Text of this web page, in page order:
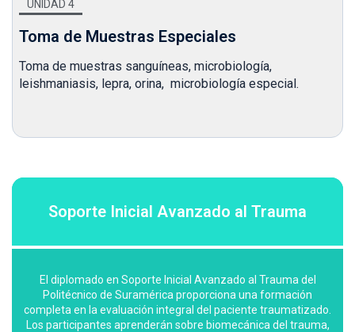
UNIDAD 4
Toma de Muestras Especiales
Toma de muestras sanguíneas, microbiología,
leishmaniasis, lepra, orina, microbiología especial.
Soporte Inicial Avanzado al Trauma
El diplomado en Soporte Inicial Avanzado al Trauma del
Politécnico de Suramérica proporciona una formación
completa en la evaluación integral del paciente traumatizado.
Los participantes aprenderán sobre biomecánica del trauma,